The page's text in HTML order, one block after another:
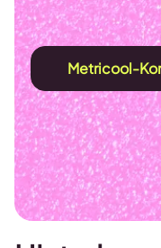
Metricool-